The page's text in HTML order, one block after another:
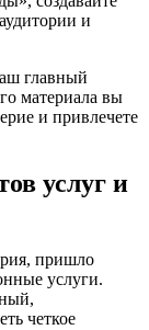
и
главный
материала вы
и привлечете
услуг и
пришло
услуги.
четкое